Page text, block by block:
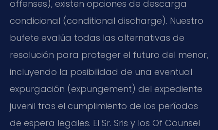
offenses), existen opciones de descarga
condicional (conditional discharge). Nuestro
bufete evalúa todas las alternativas de
resolución para proteger el futuro del menor,
incluyendo la posibilidad de una eventual
expurgación (expungement) del expediente
juvenil tras el cumplimiento de los períodos
de espera legales. El Sr. Sris y los Of Counsel